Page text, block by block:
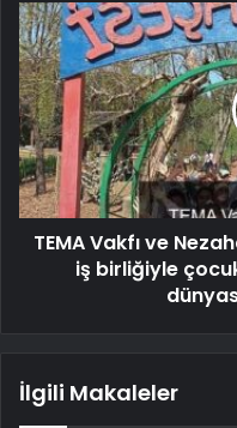
TEMA Vakfı ve
iş birliğiyle
İlgili Makaleler